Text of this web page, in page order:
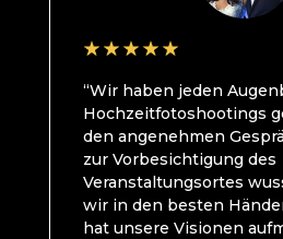
“Wir haben jeden
Hochzeitfotoshootings
den angenehmen
zur Vorbesichtigung des
Veranstaltungsortes
wir in den besten
hat unsere Visionen